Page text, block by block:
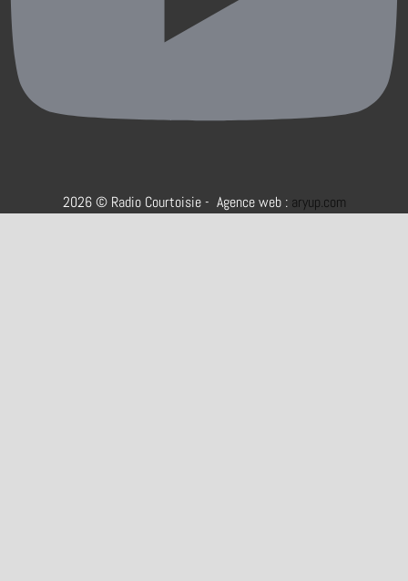
2026 © Radio Courtoisie - Agence web : aryup.com